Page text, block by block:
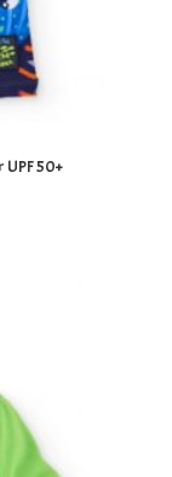
UPF 50+